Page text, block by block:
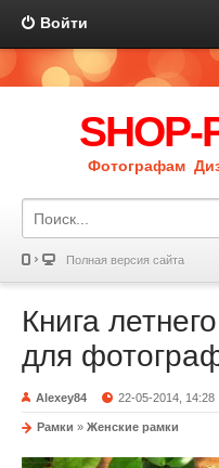
Войти
SHOP-
Фотографам
Полная версия сайта
Книга
для
Alexey84 22-05-2014, 14:28
Рамки » Женские рамки